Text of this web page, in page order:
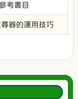
考書目
尋器的運用技巧